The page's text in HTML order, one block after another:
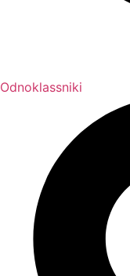
Odnoklassniki